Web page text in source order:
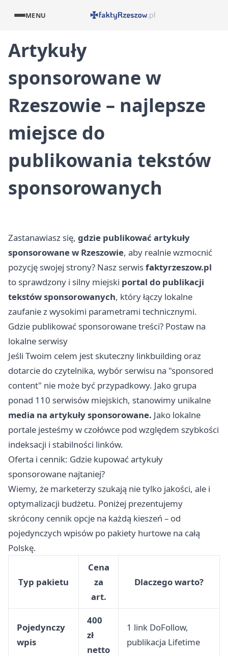
MENU
Artykuły
sponsorowane w
Rzeszowie – najlepsze
miejsce do
publikowania tekstów
sponsorowanych
Zastanawiasz się, gdzie publikować artykuły
sponsorowanew Rzeszowie, aby realnie wzmocnić
pozycję swojej strony? Nasz serwisfaktyrzeszow.pl
to sprawdzony i silny miejski portal do publikacji
tekstów sponsorowanych, który łączy lokalne
zaufanie z wysokimi parametrami technicznymi.
Gdzie publikować sponsorowane treści? Postaw na
lokalne serwisy
Jeśli Twoim celem jest skuteczny linkbuilding oraz
dotarcie do czytelnika, wybór serwisu na "sponsored
content" nie może być przypadkowy. Jako grupa
ponad 110 serwisów miejskich, stanowimy unikalne
media na artykuły sponsorowane. Jako lokalne
portale jesteśmy w czołówce pod względem szybkości
indeksacji i stabilności linków.
Oferta i cennik: Gdzie kupować artykuły
sponsorowane najtaniej?
Wiemy, że marketerzy szukają nie tylko jakości, ale i
optymalizacji budżetu. Poniżej prezentujemy
skrócony cennik opcje na każdą kieszeń – od
pojedynczych wpisów po pakiety hurtowe na całą
Polskę.
Typ pakietu
Cena
za
art.
Dlaczego warto?
Pojedynczy
wpis
400
zł
netto
1 link DoFollow,
publikacja Lifetime